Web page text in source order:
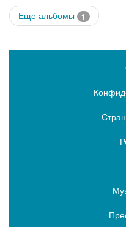
Еще альбомы 1